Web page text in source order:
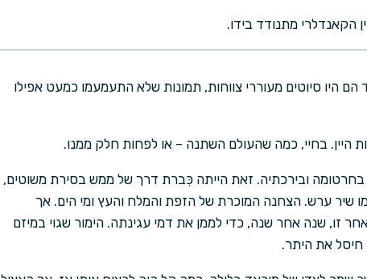
הקאנדלרי מתנודד בידו.
היו סיוטים מעוררי צווחות, תמונות שלא התעמעמו כמעט אפילו
היין. בחיי, כמה שהעולם השתנה – או לפחות חלק ממנו.
בחרטומה ובירכתיה. זאת הייתה כִּברת דרך של ממש בסירת משוטים,
שיר ערש. הצחנה המוכרת של הזפת והמלח והעץ ומי הים. אך
זו, שנה אחר שנה, כדי לממן את דמי עגינתה. הימור שגוי במיזם
חיסל את היתר.